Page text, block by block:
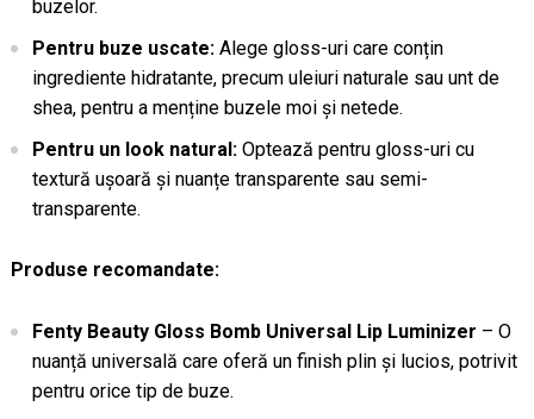
buzelor.
Pentru buze uscate:Alege gloss-uri care conțin
ingrediente hidratante, precum uleiuri naturale sau unt de
shea, pentru a menține buzele moi și netede.
Pentru un look natural:Optează pentru gloss-uri cu
textură ușoară și nuanțe transparente sau semi-
transparente.
Produse recomandate:
Fenty Beauty Gloss Bomb Universal Lip Luminizer – O
nuanță universală care oferă un finish plin și lucios, potrivit
pentru orice tip de buze.